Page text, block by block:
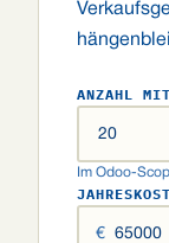
ANZAHL
Im Odoo-
€